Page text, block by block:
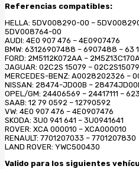
Referencias compatibles:
HELLA: 5DV008290-00 –
5DV008764-00
AUDI: 4E0 907 476 – 4E0907476
BMW: 63126907488 – 6907488 – 63
FORD: 2M5112K072AA –
JAGUAR: 02C2S 15079 –
MERCEDES-BENZ: A0028202326 –
NISSAN: 28474-JD00B –
OPEL/GM: 24406569 – 24417111 –
SAAB: 12 79 0592 – 12790592
VW: 4E0 907 476 – 4E0907476
SKODA: 3U0 941 641 – 3U0941641
ROVER: XCA 000010 – XCA000010
RENAULT: 7701207033 – 7701207830
LAND ROVER: YWC500430
Valido para los siguientes